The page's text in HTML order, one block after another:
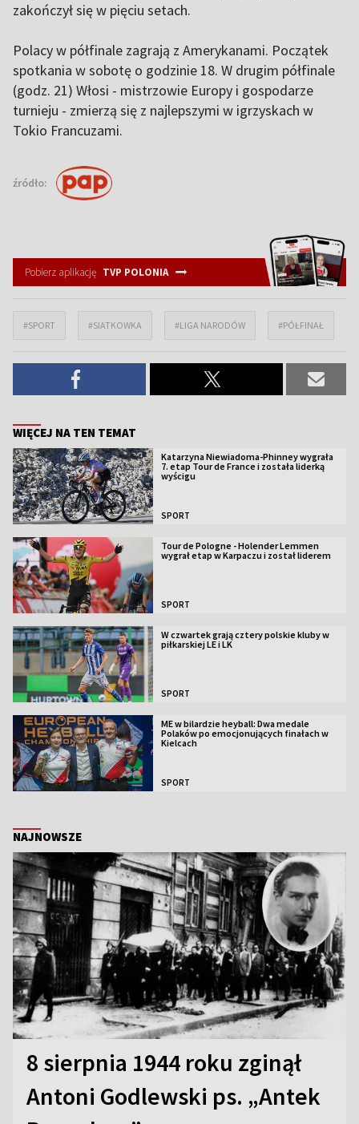
zakończył się w pięciu setach.
Polacy w półfinale zagrają z Amerykanami. Początek
spotkania w sobotę o godzinie 18. W drugim półfinale
(godz. 21) Włosi - mistrzowie Europy i gospodarze
turnieju - zmierzą się z najlepszymi w igrzyskach w
Tokio Francuzami.
źródło:
Pobierz aplikację TVP POLONIA
#SPORT #SIATKOWKA #LIGA NARODÓW #PÓŁFINAŁ
WIĘCEJ NA TEN TEMAT
Katarzyna Niewiadoma-Phinney wygrała
7. etap Tour de France i została liderką
wyścigu
SPORT
Tour de Pologne - Holender Lemmen
wygrał etap w Karpaczu i został liderem
SPORT
W czwartek grają cztery polskie kluby w
piłkarskiej LE i LK
SPORT
ME w bilardzie heyball: Dwa medale
Polaków po emocjonujących finałach w
Kielcach
SPORT
NAJNOWSZE
8 sierpnia 1944 roku zginął
Antoni Godlewski ps. „Antek